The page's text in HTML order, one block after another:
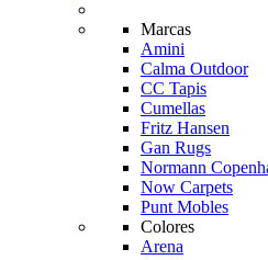
Marcas
Amini
Calma Outdoor
CC Tapis
Cumellas
Fritz Hansen
Gan Rugs
Normann
Now Carpets
Punt Mobles
Colores
Arena